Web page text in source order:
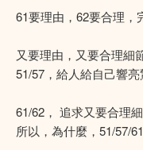
61要理由，62要合理，
又要理由，又要合理細
51/57，給人給自己響亮
61/62， 追求又要合理
所以，為什麼，51/57/